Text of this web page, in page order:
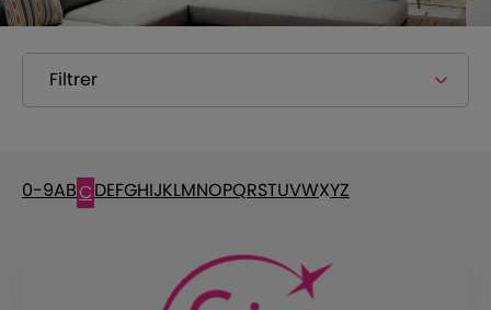
Filtrer
0-9ABCDEFGHIJKLMNOPQRSTUVWXYZ